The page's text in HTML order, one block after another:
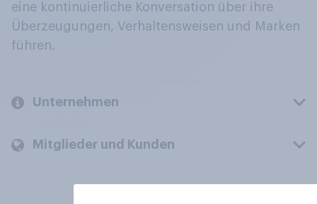
eine kontinuierliche Konversation über ihre
Überzeugungen, Verhaltensweisen und Marken
führen.
Unternehmen
Mitglieder und Kunden